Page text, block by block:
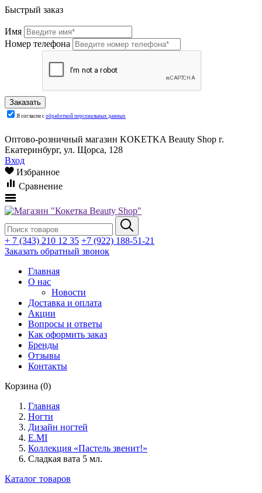
Быстрый заказ
Имя
Номер телефона
Я согласен с обработкой персональных данных
Оптово-розничный магазин KOKETKA Beauty Shop г.
Екатеринбург, ул. Щорса, 128
Вход
Избранное
Сравнение
+ 7 (343) 210 12 35 +7 (922) 188-51-21
Заказать обратный звонок
Главная
О нас
Новости
Доставка и оплата
Акции
Вопросы и ответы
Как оформить заказ
Бренды
Отзывы
Контакты
Корзина (0)
Главная
Ногти
Дизайн ногтей
E.MI
Коллекция «Пастель звенит!»
Сладкая вата 5 мл.
Каталог товаров